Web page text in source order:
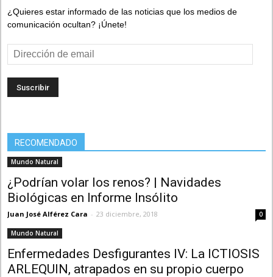
¿Quieres estar informado de las noticias que los medios de
comunicación ocultan? ¡Únete!
Dirección
de
email
RECOMENDADO
Mundo Natural
¿Podrían volar los renos? | Navidades
Biológicas en Informe Insólito
Juan José Alférez Cara - 23 diciembre, 2018 0
Mundo Natural
Enfermedades Desfigurantes IV: La ICTIOSIS
ARLEQUIN, atrapados en su propio cuerpo